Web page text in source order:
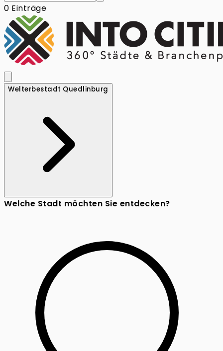
0 Einträge
Welterbestadt Quedlinburg
Welche Stadt möchten Sie entdecken?